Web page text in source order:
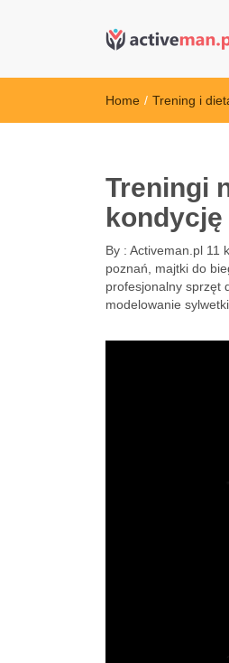
kettler serwis, sklep
Home / Trening i
Treningi
kondycję
By : Activeman.pl 11
poznań
majtki do
profesjonalny sprzęt
modelowanie sylwetki